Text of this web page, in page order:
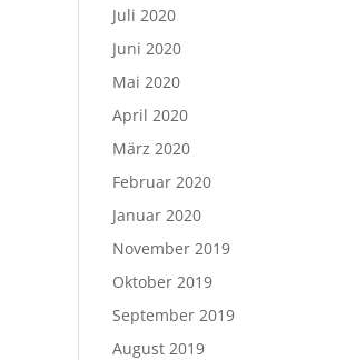
Juli 2020
Juni 2020
Mai 2020
April 2020
März 2020
Februar 2020
Januar 2020
November 2019
Oktober 2019
September 2019
August 2019